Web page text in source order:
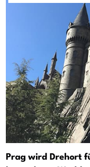
Prag wird Drehort